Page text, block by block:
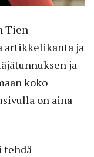
Tien
artikkelikanta ja
ja
koko
on aina
tehdä